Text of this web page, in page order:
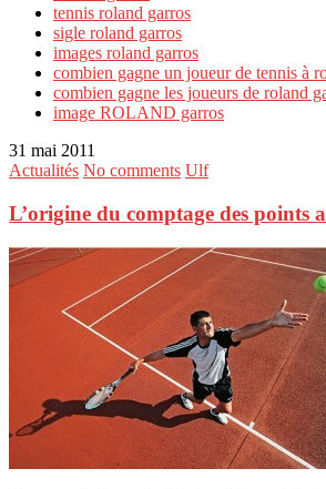
tennis roland garros
sigle roland garros
images roland garros
combien gagne un joueur de tennis à
combien gagne les joueurs de roland
image ROLAND garros
31 mai 2011
Actualités No comments Ulf
L’origine du comptage des points